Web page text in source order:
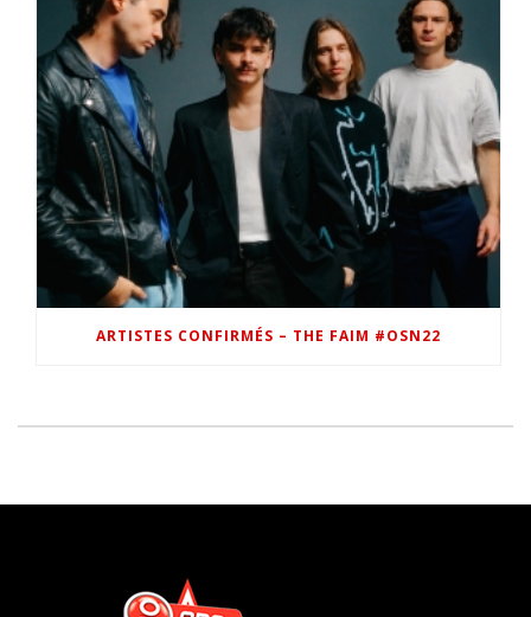
ARTISTES CONFIRMÉS – THE FAIM #OSN22